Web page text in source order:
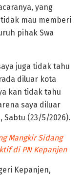
yang
mau memberi
pihak Swa
juga tidak tahu
diluar kota
kan tidak tahu
saya diluar
Sabtu (23/5/2026).
Mangkir Sidang
di PN Kepanjen
Kepanjen,